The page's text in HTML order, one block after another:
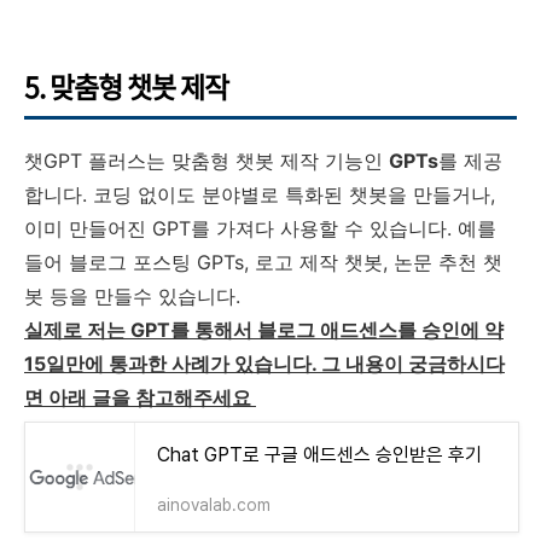
5. 맞춤형 챗봇 제작
챗GPT 플러스는 맞춤형 챗봇 제작 기능인 GPTs를 제공
합니다. 코딩 없이도 분야별로 특화된 챗봇을 만들거나,
이미 만들어진 GPT를 가져다 사용할 수 있습니다. 예를
들어 블로그 포스팅 GPTs, 로고 제작 챗봇, 논문 추천 챗
봇 등을 만들수 있습니다.
실제로 저는 GPT를 통해서 블로그 애드센스를 승인에 약
15일만에 통과한 사례가 있습니다. 그 내용이 궁금하시다
면 아래 글을 참고해주세요
Chat GPT로 구글 애드센스 승인받은 후기
ainovalab.com